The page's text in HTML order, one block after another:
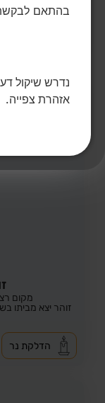
מקום
זוהר יצא מביתו
הדלקת נר
בהתאם
נדרש שיקול
אזהרת צפייה.